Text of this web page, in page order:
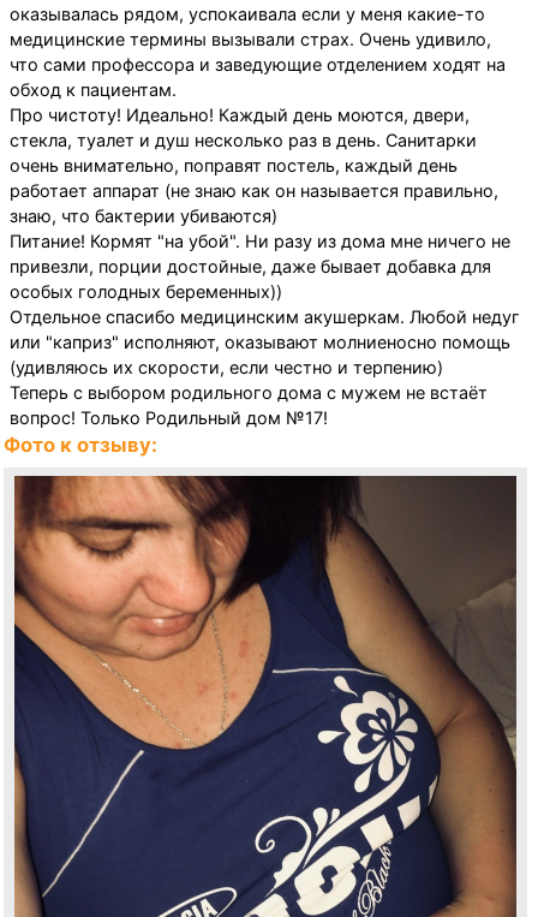
оказывалась рядом, успокаивала если у меня какие-то
медицинские термины вызывали страх. Очень удивило,
что сами профессора и заведующие отделением ходят на
обход к пациентам.
Про чистоту! Идеально! Каждый день моются, двери,
стекла, туалет и душ несколько раз в день. Санитарки
очень внимательно, поправят постель, каждый день
работает аппарат (не знаю как он называется правильно,
знаю, что бактерии убиваются)
Питание! Кормят "на убой". Ни разу из дома мне ничего не
привезли, порции достойные, даже бывает добавка для
особых голодных беременных))
Отдельное спасибо медицинским акушеркам. Любой недуг
или "каприз" исполняют, оказывают молниеносно помощь
(удивляюсь их скорости, если честно и терпению)
Теперь с выбором родильного дома с мужем не встаёт
вопрос! Только Родильный дом №17!
Фото к отзыву: